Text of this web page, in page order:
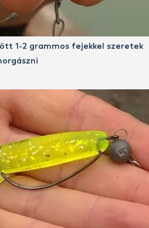
1-2 grammos fejekkel szeretek